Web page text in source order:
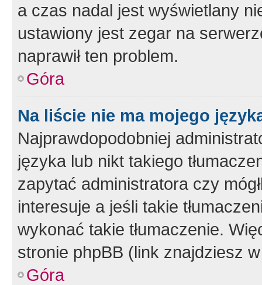
a czas nadal jest wyświetlany
ustawiony jest zegar na
naprawił ten problem.
Góra
Na liście nie ma mojego
Najprawdopodobniej
języka lub nikt takiego
zapytać administratora czy
interesuje a jeśli takie
wykonać takie tłumaczenie.
stronie phpBB (link znajdziesz
Góra